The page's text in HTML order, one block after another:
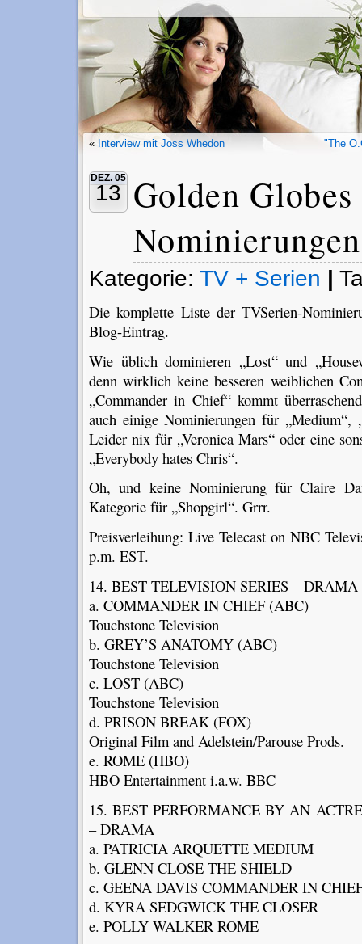
« Interview mit Joss Whedon "The
DEZ. 05
13 Golden Globes
Nominierungen
Kategorie: TV + Serien |
Die komplette Liste der TVSerien-
Blog-Eintrag.
Wie üblich dominieren „Lost“ und
denn wirklich keine besseren weiblichen
„Commander in Chief“ kommt
auch einige Nominierungen für „Medium“,
Leider nix für „Veronica Mars“ oder eine
„Everybody hates Chris“.
Oh, und keine Nominierung für Claire
Kategorie für „Shopgirl“. Grrr.
Preisverleihung: Live Telecast on NBC
p.m. EST.
14. BEST TELEVISION SERIES – DRAMA
a. COMMANDER IN CHIEF (ABC)
Touchstone Television
b. GREY’S ANATOMY (ABC)
Touchstone Television
c. LOST (ABC)
Touchstone Television
d. PRISON BREAK (FOX)
Original Film and Adelstein/Parouse Prods.
e. ROME (HBO)
HBO Entertainment i.a.w. BBC
15. BEST PERFORMANCE BY AN
– DRAMA
a. PATRICIA ARQUETTE MEDIUM
b. GLENN CLOSE THE SHIELD
c. GEENA DAVIS COMMANDER IN
d. KYRA SEDGWICK THE CLOSER
e. POLLY WALKER ROME